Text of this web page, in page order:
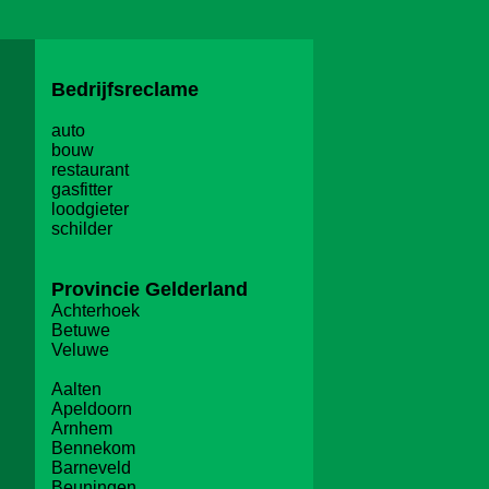
Bedrijfsreclame
auto
bouw
restaurant
gasfitter
loodgieter
schilder
Provincie Gelderland
Achterhoek
Betuwe
Veluwe
Aalten
Apeldoorn
Arnhem
Bennekom
Barneveld